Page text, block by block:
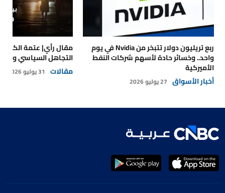
ربع تريليون دولار تتبخر من Nvidia في يوم
واحد.. وخسائر حادة لأسهم شركات النفط
الأميركية
أخبار الأسواق 27 يوليو 2026
مقال رأي| عتمة
التجاهل السياسي
مقالات 31 يوليو 2026